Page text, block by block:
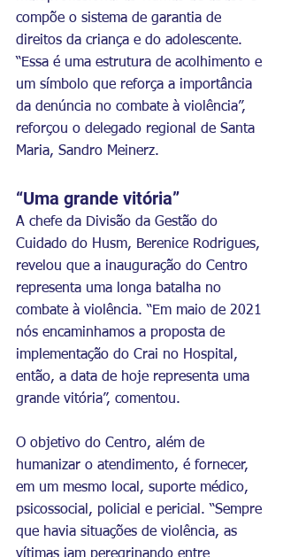
compõe o sistema de garantia de
direitos da criança e do adolescente.
“Essa é uma estrutura de acolhimento e
um símbolo que reforça a importância
da denúncia no combate à violência”,
reforçou o delegado regional de Santa
Maria, Sandro Meinerz.
“Uma grande vitória”
A chefe da Divisão da Gestão do
Cuidado do Husm, Berenice Rodrigues,
revelou que a inauguração do Centro
representa uma longa batalha no
combate à violência. “Em maio de 2021
nós encaminhamos a proposta de
implementação do Crai no Hospital,
então, a data de hoje representa uma
grande vitória”, comentou.
O objetivo do Centro, além de
humanizar o atendimento, é fornecer,
em um mesmo local, suporte médico,
psicossocial, policial e pericial. “Sempre
que havia situações de violência, as